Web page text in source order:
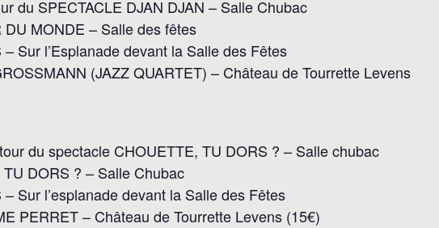
du SPECTACLE DJAN DJAN – Salle Chubac
MONDE – Salle des fêtes
Sur l’Esplanade devant la Salle des Fêtes
(JAZZ QUARTET) – Château de Tourrette Levens
du spectacle CHOUETTE, TU DORS ? – Salle chubac
DORS ? – Salle Chubac
Sur l’esplanade devant la Salle des Fêtes
PERRET – Château de Tourrette Levens (15€)